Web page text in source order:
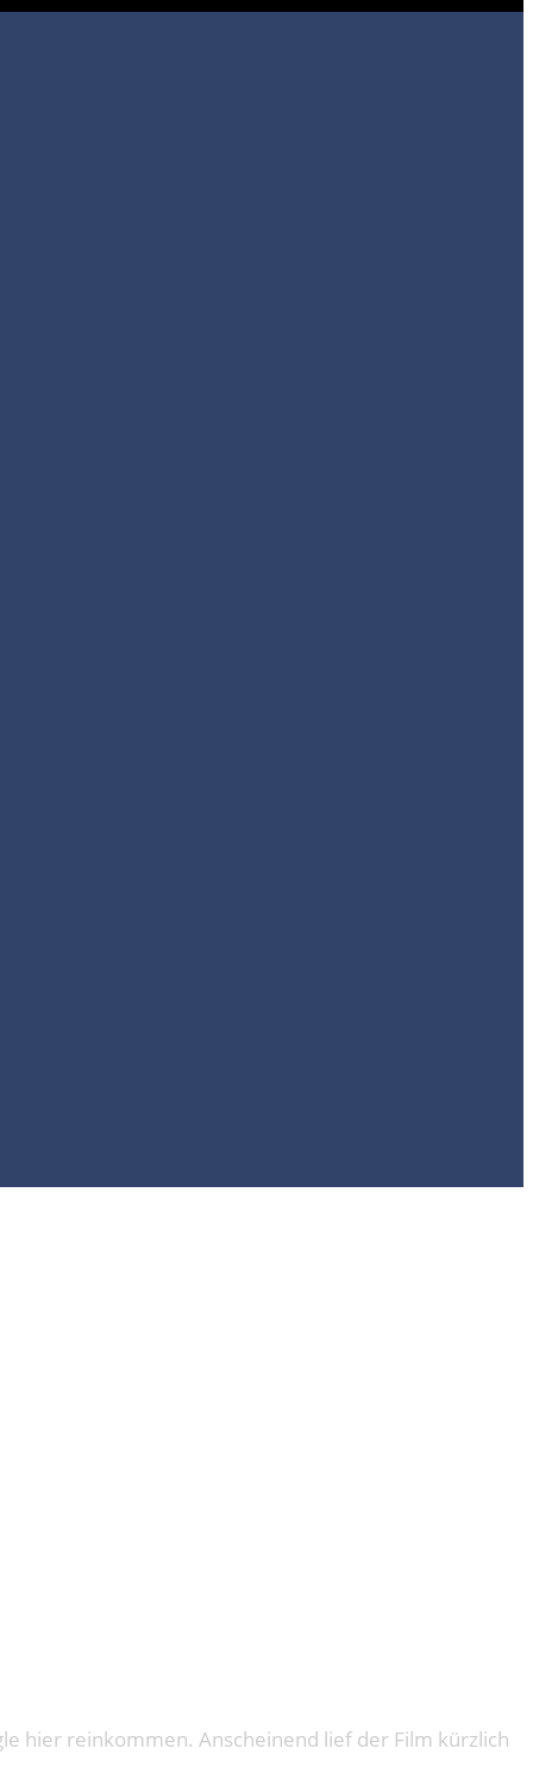
hier reinkommen. Anscheinend lief der Film kürzlich